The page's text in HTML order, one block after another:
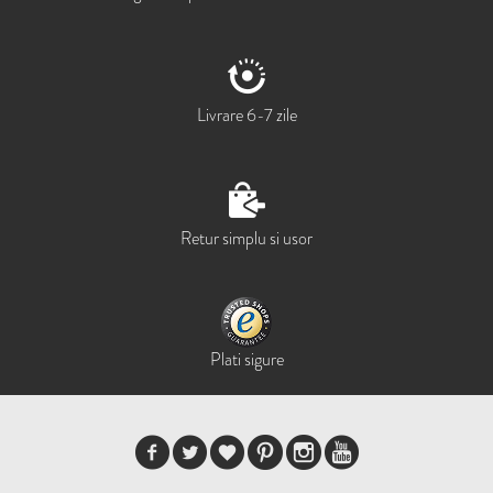
Livrare 6-7 zile
Retur simplu si usor
Plati sigure